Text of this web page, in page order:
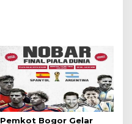
Pemkot Bogor Gelar